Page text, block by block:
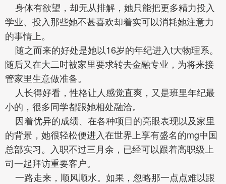
身体有欲望，却无从排解，她只能把更多精力投入
学业、投入那些她不甚喜欢却着实可以消耗她注意力
的事情上。
随之而来的好处是她以16岁的年纪进入t大物理系。
随后又在大二时被家里要求转去金融专业，为将来接
管家里生意做准备。
人长得好看，性格让人感觉直爽，又是班里年纪最
小的，很多同学都跟她相处融洽。
因着优异的成绩、在各种项目的亮眼表现以及家里
的背景，她很轻松便进入在世界上享有盛名的mg中国
总部实习。入职不过三月余，已经可以跟着高职级上
司一起拜访重要客户。
一路走来，顺风顺水。如果，忽略那一点点难以跟